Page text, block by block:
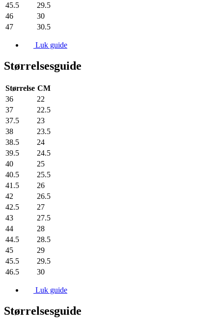
45.5
29.5
46
30
47
30.5
Luk guide
Størrelsesguide
Størrelse CM
36
22
37
22.5
37.5
23
38
23.5
38.5
24
39.5
24.5
40
25
40.5
25.5
41.5
26
42
26.5
42.5
27
43
27.5
44
28
44.5
28.5
45
29
45.5
29.5
46.5
30
Luk guide
Størrelsesguide